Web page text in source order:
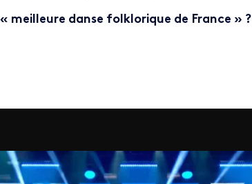
meilleure danse folklorique de France » ?